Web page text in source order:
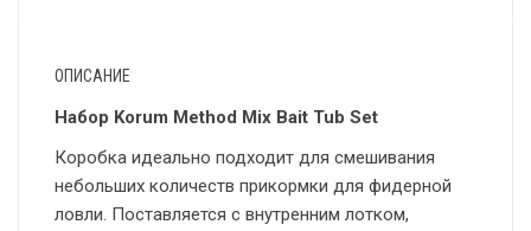
ОПИСАНИЕ
Набор Korum Method Mix Bait Tub Set
Коробка идеально подходит для смешивания
небольших количеств прикормки для фидерной
ловли. Поставляется с внутренним лотком,